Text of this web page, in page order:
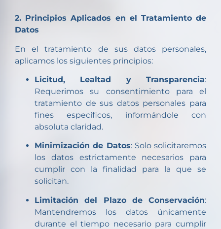
2. Principios Aplicados en el Tratamiento de
Datos
En el tratamiento de sus datos personales,
aplicamos los siguientes principios:
Licitud, Lealtad y Transparencia:
Requerimos su consentimiento para el
tratamiento de sus datos personales para
fines específicos, informándole con
absoluta claridad.
Minimización de Datos: Solo solicitaremos
los datos estrictamente necesarios para
cumplir con la finalidad para la que se
solicitan.
Limitación del Plazo de Conservación:
Mantendremos los datos únicamente
durante el tiempo necesario para cumplir